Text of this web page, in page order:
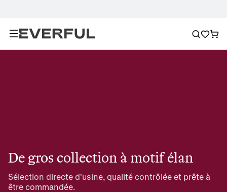
De gros collection à motif élan
Sélection directe d'usine, qualité contrôlée et prête à
être commandée.